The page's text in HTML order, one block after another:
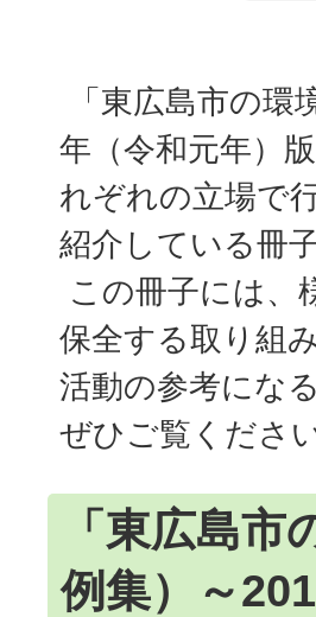
「東広島市の環
年（令和元年）
れぞれの立場で
紹介している冊
この冊子には、
保全する取り組
活動の参考にな
ぜひご覧ください
「東広島
例集）～